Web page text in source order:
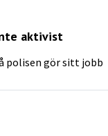
aktivist
polisen gör sitt jobb